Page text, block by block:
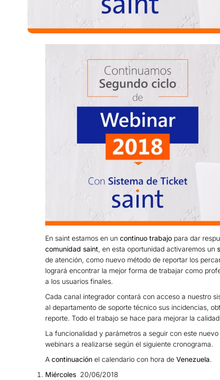
En saint estamos en un continuo trabajopara dar
comunidad saint, en esta oportunidad activaremos un
de atención, como nuevo método de reportar los
logrará encontrar la mejor forma de trabajar como
a los usuarios finales.
Cada canal integrador contará con acceso a nuestro
al departamento de soporte técnico sus incidencias,
reporte. Todo el trabajo se hace para mejorar la
La funcionalidad y parámetros a seguir con este
webinars a realizarse según el siguiente cronograma.
A continuación el calendario con hora de Venezuela.
Miércoles20/06/2018